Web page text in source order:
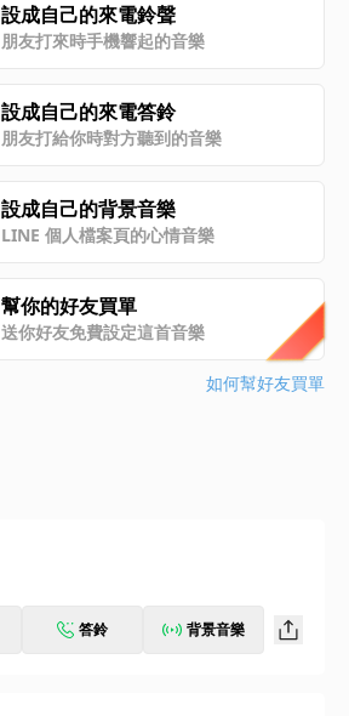
設成自己的來電鈴聲
朋友打來時手機響起的音樂
設成自己的來電答鈴
朋友打給你時對方聽到的音樂
設成自己的背景音樂
LINE 個人檔案頁的心情音樂
幫你的好友買單
送你好友免費設定這首音樂
如何幫好友買單
答鈴 背景音樂